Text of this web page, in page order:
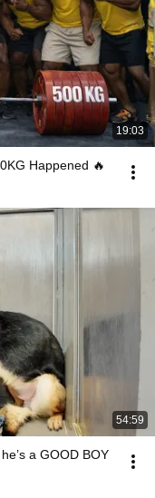
19:03
Happened 🔥
54:59
a GOOD BOY